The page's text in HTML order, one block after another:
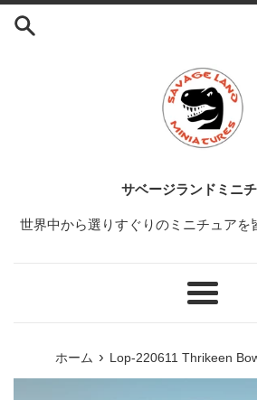
コ
サベージランドミニ
世界中から選りすぐりのミニチュアを
メ
ホーム › Lop-220611 Thrikeen